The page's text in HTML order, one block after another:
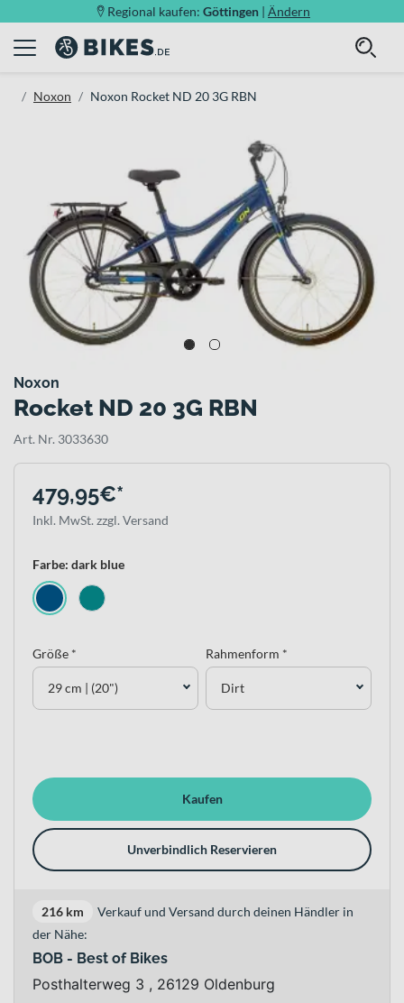
Regional kaufen: Göttingen | Ändern
Noxon Noxon Rocket ND 20 3G RBN
Noxon
Rocket ND 20 3G RBN
Art. Nr. 3033630
479,95€*
Inkl. MwSt. zzgl. Versand
Farbe: dark blue
Größe *
29 cm | (20")
Rahmenform *
Dirt
Kaufen
Unverbindlich Reservieren
216 km
Verkauf und Versand durch deinen Händler in
der Nähe:
BOB - Best of Bikes
Posthalterweg 3 , 26129 Oldenburg